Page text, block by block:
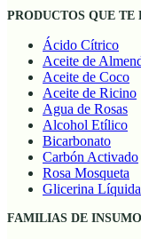
PRODUCTOS QUE TE
Ácido Cítrico
Aceite de
Aceite de Coco
Aceite de Ricino
Agua de Rosas
Alcohol Etílico
Bicarbonato
Carbón Activado
Rosa Mosqueta
Glicerina Líquida
FAMILIAS DE